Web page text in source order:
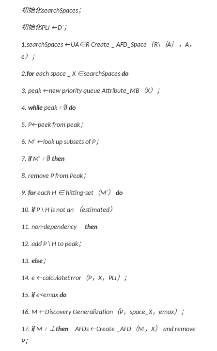
初始化searchSpaces；
初始化PLI ←D'；
1.searchSpaces ←UA∈R Create _ AFD_Space（R\｛A｝，A，
e）；
2.foreach space _X∈searchSpaces do
3. peak ←new priority queue Attribute_MB（X）；
4. whilepeak ≠ ∅
∅do
5. P←peek from peak；
6. M'←look up subsets ofP；
7. if M'≠ ∅
∅then
8. remove Pfrom Peak；
9. foreach H∈ hitting-set（M'） do
10. if P\ His not an （estimated）
11. non-dependency then
12. add P\ Hto peak；
13. else；
14. e←calculateError（P，X，PLI）；
15. if e<emax do
16. M←Discovery Generalization（P，space_X，emax）；
17. if M ≠ ⊥thenAFDs ←Create _AFD（M ，X） and remove
P；